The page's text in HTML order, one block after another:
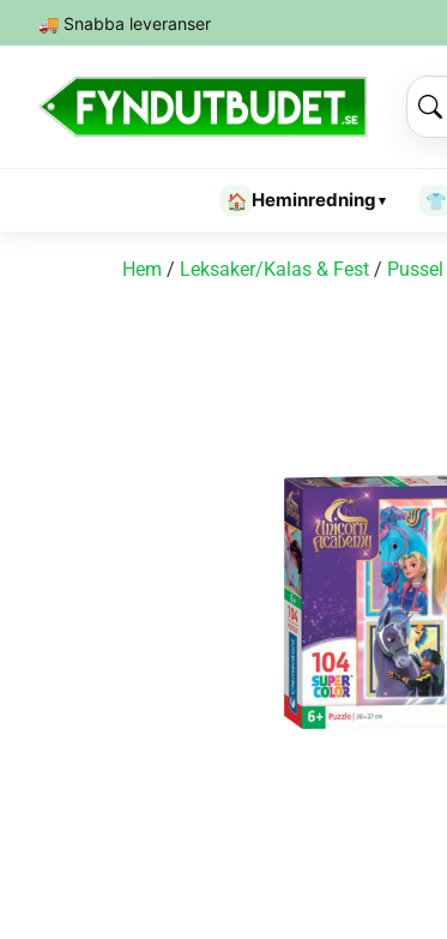
🚚 Snabba leveranser
🏠 Heminredning ▾ 👕
Hem / Leksaker/Kalas & Fest / Pussel